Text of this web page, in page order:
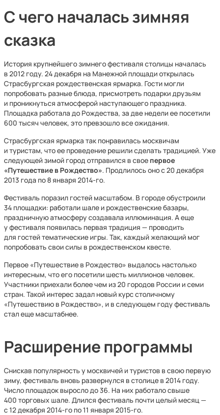
С чего началась зимняя
сказка
История крупнейшего зимнего фестиваля столицы началась
в 2012 году. 24 декабря на Манежной площади открылась
Страсбургская рождественская ярмарка. Гости могли
попробовать разные блюда, присмотреть подарки друзьям
и проникнуться атмосферой наступающего праздника.
Площадка работала до Рождества, за две недели ее посетили
600 тысяч человек, это превзошло все ожидания.
Страсбургская ярмарка так понравилась москвичам
и туристам, что ее проведение решили сделать традицией. Уже
следующей зимой город отправился в свое первое
«Путешествие в Рождество». Продлилось оно с 20 декабря
2013 года по 8 января 2014-го.
Фестиваль поразил гостей масштабом. В городе обустроили
34 площадки: работали шале и рождественские базары,
праздничную атмосферу создавала иллюминация. А еще
у фестиваля появилась первая традиция — проводить
для гостей тематические игры. Так, каждый желающий мог
попробовать свои силы в рождественском квесте.
Первое «Путешествие в Рождество» выдалось настолько
интересным, что его посетили шесть миллионов человек.
Участники приехали более чем из 20 городов России и семи
стран. Такой интерес задал новый курс столичному
«Путешествию в Рождество», и в следующем году фестиваль
стал еще масштабнее.
Расширение программы
Снискав популярность у москвичей и туристов в свою первую
зиму, фестиваль вновь развернулся в столице в 2014 году.
Число площадок выросло до 36. На них работало свыше
400 торговых шале. Длился фестиваль почти целый месяц —
с 12 декабря 2014-го по 11 января 2015-го.